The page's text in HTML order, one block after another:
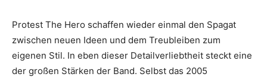
Protest The Hero schaffen wieder einmal den Spagat
zwischen neuen Ideen und dem Treubleiben zum
eigenen Stil. In eben dieser Detailverliebtheit steckt eine
der großen Stärken der Band. Selbst das 2005